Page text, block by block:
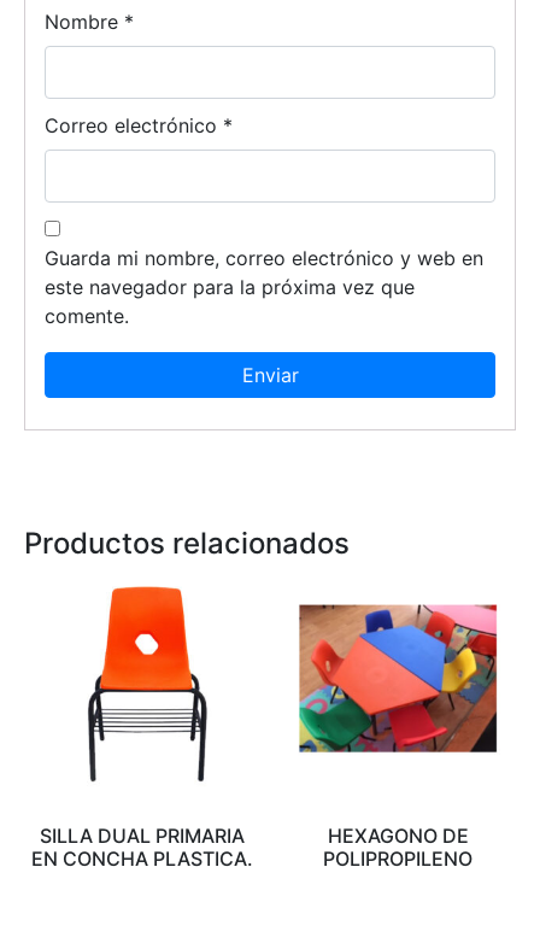
Nombre *
Correo electrónico *
Guarda mi nombre, correo electrónico y web en
este navegador para la próxima vez que
comente.
Productos relacionados
SILLA DUAL PRIMARIA
EN CONCHA PLASTICA.
HEXAGONO DE
POLIPROPILENO